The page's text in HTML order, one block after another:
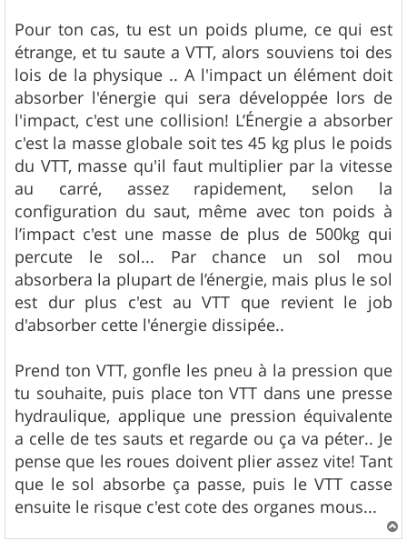
Pour ton cas, tu est un poids plume, ce qui est
étrange, et tu saute a VTT, alors souviens toi des
lois de la physique .. A l'impact un élément doit
absorber l'énergie qui sera développée lors de
l'impact, c'est une collision! L’Énergie a absorber
c'est la masse globale soit tes 45 kg plus le poids
du VTT, masse qu'il faut multiplier par la vitesse
au carré, assez rapidement, selon la
configuration du saut, même avec ton poids à
l’impact c'est une masse de plus de 500kg qui
percute le sol... Par chance un sol mou
absorbera la plupart de l’énergie, mais plus le sol
est dur plus c'est au VTT que revient le job
d'absorber cette l'énergie dissipée..
Prend ton VTT, gonfle les pneu à la pression que
tu souhaite, puis place ton VTT dans une presse
hydraulique, applique une pression équivalente
a celle de tes sauts et regarde ou ça va péter.. Je
pense que les roues doivent plier assez vite! Tant
que le sol absorbe ça passe, puis le VTT casse
ensuite le risque c'est cote des organes mous...
a